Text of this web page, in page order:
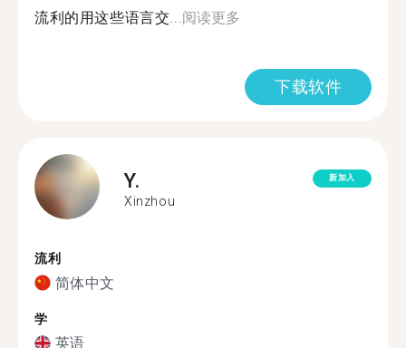
流利的用这些语言交...阅读更多
下载软件
Y.
Xinzhou
新加入
流利
简体中文
学
英语